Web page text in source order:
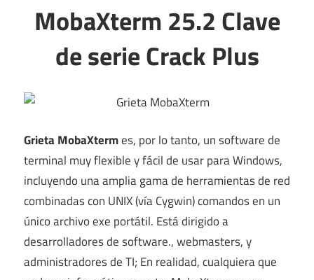
MobaXterm 25.2 Clave
de serie Crack Plus
Grieta MobaXtermes, por lo tanto, un software de
terminal muy flexible y fácil de usar para Windows,
incluyendo una amplia gama de herramientas de red
combinadas con UNIX (vía Cygwin) comandos en un
único archivo exe portátil. Está dirigido a
desarrolladores de software., webmasters, y
administradores de TI; En realidad, cualquiera que